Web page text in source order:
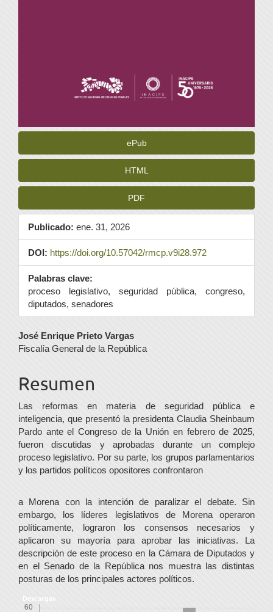
ePub
HTML
PDF
Publicado: ene. 31, 2026
DOI: https://doi.org/10.57042/rmcp.v9i28.972
Palabras clave:
proceso legislativo, seguridad pública, congreso,
diputados, senadores
Contenido
principal
del
artículo
José Enrique Prieto Vargas
Fiscalía General de la República
Resumen
Las reformas en materia de seguridad pública e
inteligencia, que presentó la presidenta Claudia Sheinbaum
Pardo ante el Congreso de la Unión en febrero de 2025,
fueron discutidas y aprobadas durante un complejo
proceso legislativo. Por su parte, los grupos parlamentarios
y los partidos políticos opositores confrontaron
a Morena con la intención de paralizar el debate. Sin
embargo, los líderes legislativos de Morena operaron
políticamente, lograron los consensos necesarios y
aplicaron su mayoría para aprobar las iniciativas. La
descripción de este proceso en la Cámara de Diputados y
en el Senado de la República nos muestra las distintas
posturas de los principales actores políticos.
Descargas